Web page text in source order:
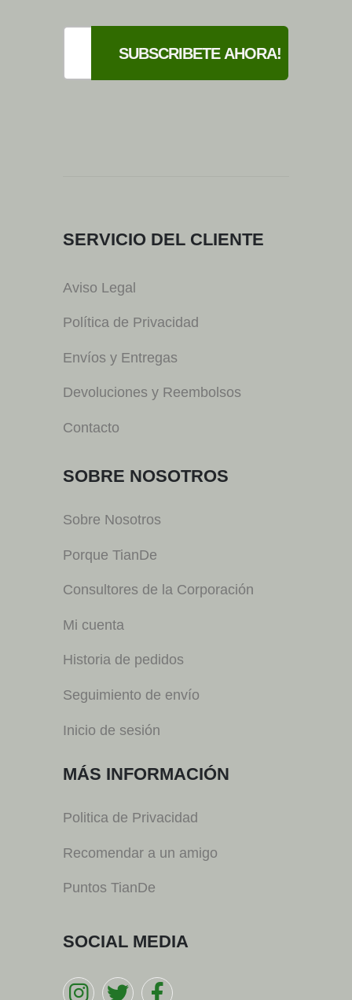
SERVICIO DEL CLIENTE
Aviso Legal
Política de Privacidad
Envíos y Entregas
Devoluciones y Reembolsos
Contacto
SOBRE NOSOTROS
Sobre Nosotros
Porque TianDe
Consultores de la Corporación
Mi cuenta
Historia de pedidos
Seguimiento de envío
Inicio de sesión
MÁS INFORMACIÓN
Politica de Privacidad
Recomendar a un amigo
Puntos TianDe
SOCIAL MEDIA